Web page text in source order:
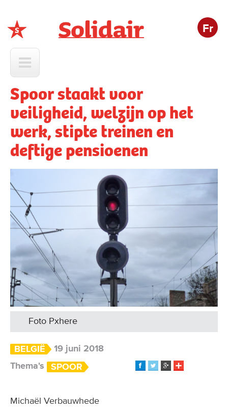
Fr
Spoor staakt voor
veiligheid, welzijn op het
werk, stipte treinen en
deftige pensioenen
Foto Pxhere
BELGIË
19 juni 2018
Thema's
SPOOR
Michaël Ver­bauwhede